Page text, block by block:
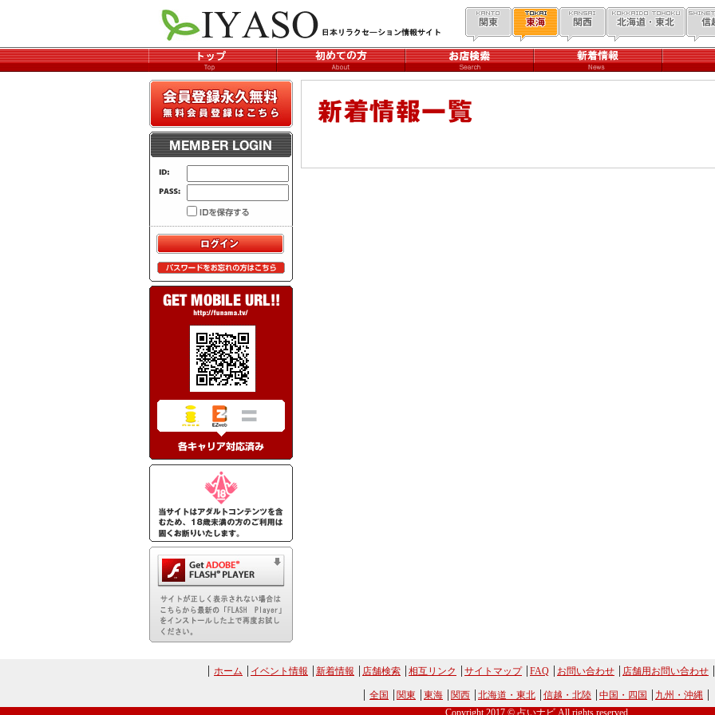
ホーム イベント情報 新着情報 店舗検索 相互リンク サイトマップ FAQ お問い合わせ 店舗用お問い合わせ
全国 関東 東海 関西 北海道・東北 信越・北陸 中国・四国
九州・沖縄
Copyright 2017 © 占いナビ All rights reserved